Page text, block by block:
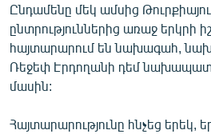
ԲԱՆԱՎԵՃ
ՁԳՏԵԼՈՎ ԼԱՎԱԳՈՒՅՆԻՆ
ՓՈԴՔԱՍԹ
Հայերեն
Ընդամենը մեկ ամսից
ընտրություններից առաջ երկրի
հայտարարում են նախագահ,
Ռեջեփ Էրդողանի դեմ
մասին:
Հայտարարությունը հնչեց երեկ,